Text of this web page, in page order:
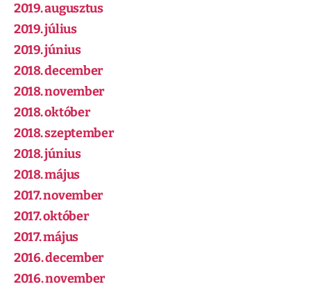
2019. augusztus
2019. július
2019. június
2018. december
2018. november
2018. október
2018. szeptember
2018. június
2018. május
2017. november
2017. október
2017. május
2016. december
2016. november